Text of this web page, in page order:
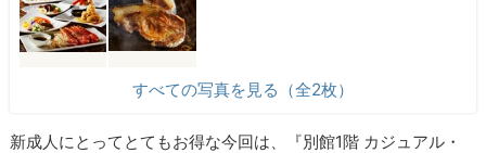
すべての写真を見る（全2枚）
新成人にとってとてもお得な今回は、『別館1階 カジュアル・